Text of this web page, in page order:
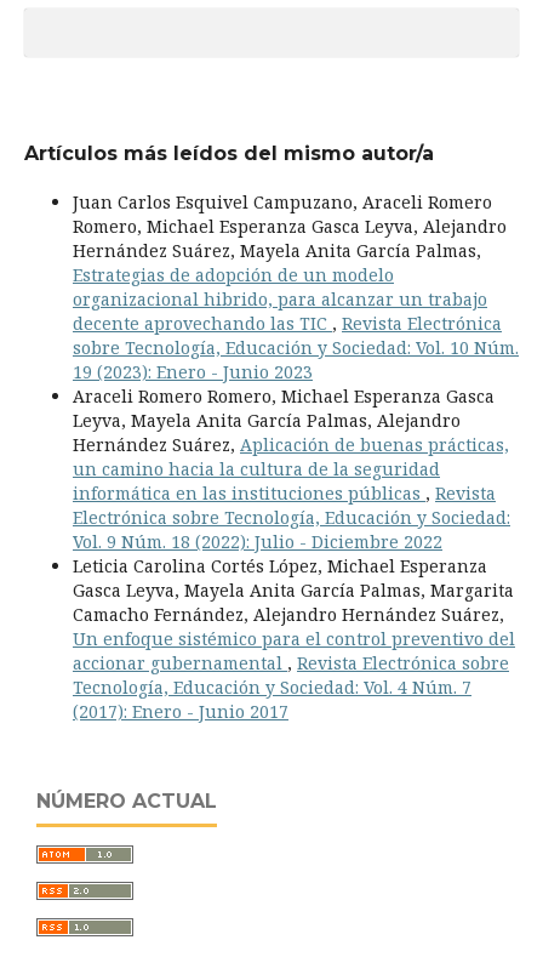
Artículos más leídos del mismo autor/a
Juan Carlos Esquivel Campuzano, Araceli Romero
Romero, Michael Esperanza Gasca Leyva, Alejandro
Hernández Suárez, Mayela Anita García Palmas,
Estrategias de adopción de un modelo
organizacional hibrido, para alcanzar un trabajo
decente aprovechando las TIC , Revista Electrónica
sobre Tecnología, Educación y Sociedad: Vol. 10 Núm.
19 (2023): Enero - Junio 2023
Araceli Romero Romero, Michael Esperanza Gasca
Leyva, Mayela Anita García Palmas, Alejandro
Hernández Suárez, Aplicación de buenas prácticas,
un camino hacia la cultura de la seguridad
informática en las instituciones públicas , Revista
Electrónica sobre Tecnología, Educación y Sociedad:
Vol. 9 Núm. 18 (2022): Julio - Diciembre 2022
Leticia Carolina Cortés López, Michael Esperanza
Gasca Leyva, Mayela Anita García Palmas, Margarita
Camacho Fernández, Alejandro Hernández Suárez,
Un enfoque sistémico para el control preventivo del
accionar gubernamental , Revista Electrónica sobre
Tecnología, Educación y Sociedad: Vol. 4 Núm. 7
(2017): Enero - Junio 2017
NÚMERO ACTUAL